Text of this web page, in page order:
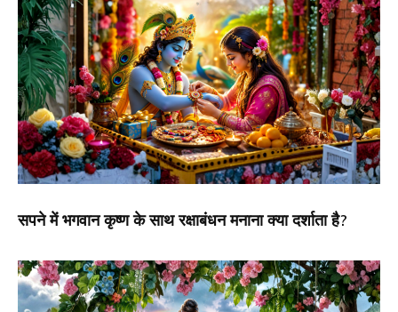
सपने में भगवान कृष्ण के साथ रक्षाबंधन मनाना क्या दर्शाता है?